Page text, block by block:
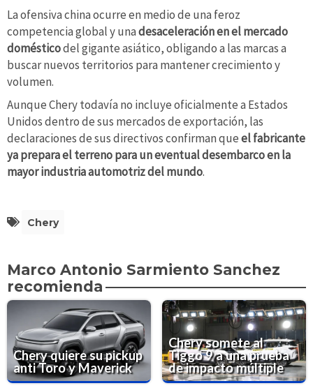
La ofensiva china ocurre en medio de una feroz
competencia global y unadesaceleración en el mercado
domésticodel gigante asiático, obligando a las marcas a
buscar nuevos territorios para mantener crecimiento y
volumen.
Aunque Chery todavía no incluye oficialmente a Estados
Unidos dentro de sus mercados de exportación, las
declaraciones de sus directivos confirman queel fabricante
ya prepara el terreno para un eventual desembarco en la
mayor industria automotriz del mundo.
Chery
Marco Antonio Sarmiento Sanchez
recomienda
Chery quiere su pickup
anti Toro y Maverick
Chery somete al
Tiggo 9 a una prueba
de impacto múltiple